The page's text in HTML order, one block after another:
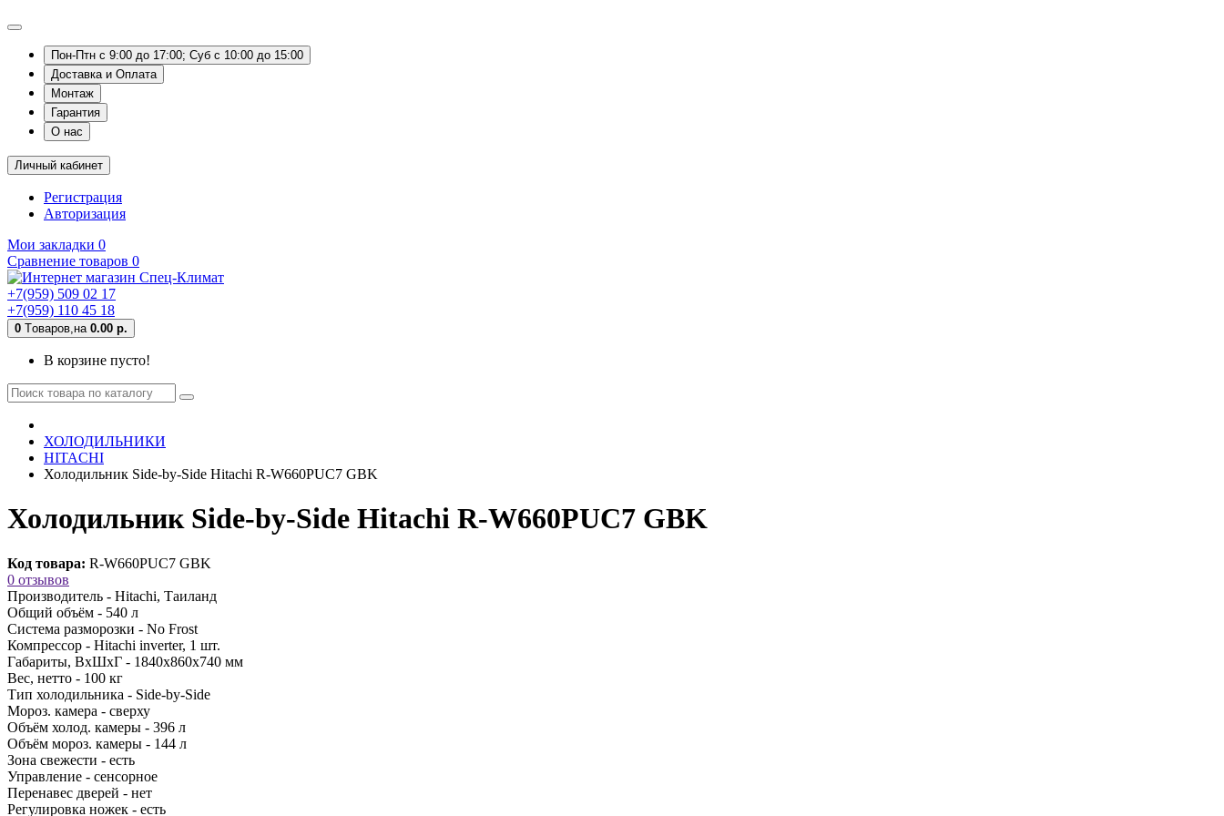
Пон-Птн с 9:00 до 17:00; Суб с 10:00 до 15:00
Доставка и Оплата
Монтаж
Гарантия
О нас
Личный кабинет
Регистрация
Авторизация
Мои закладки 0
Сравнение товаров 0
+7(959) 509 02 17
+7(959) 110 45 18
0 Tоваров,на 0.00 р.
В корзине пусто!
ХОЛОДИЛЬНИКИ
HITACHI
Холодильник Side-by-Side Hitachi R-W660PUC7 GBK
Холодильник Side-by-Side Hitachi R-W660PUC7 GBK
Код товара: R-W660PUC7 GBK
0 отзывов
Производитель - Hitachi, Таиланд
Общий объём - 540 л
Система разморозки - No Frost
Компрессор - Hitachi inverter, 1 шт.
Габариты, ВхШхГ - 1840х860х740 мм
Вес, нетто - 100 кг
Тип холодильника - Side-by-Side
Мороз. камера - сверху
Объём холод. камеры - 396 л
Объём мороз. камеры - 144 л
Зона свежести - есть
Управление - сенсорное
Перенавес дверей - нет
Регулировка ножек - есть